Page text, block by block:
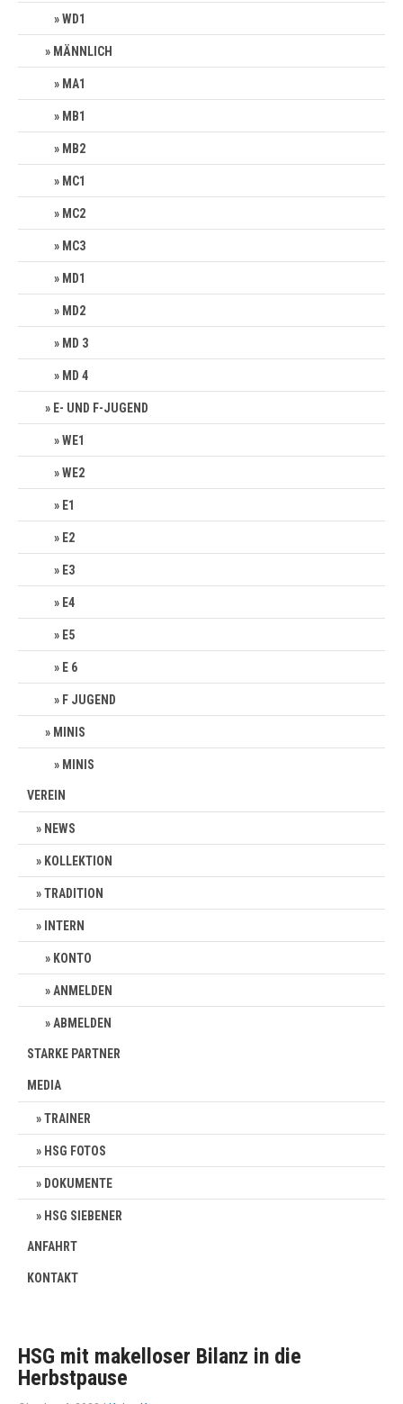
WD1
MÄNNLICH
MA1
MB1
MB2
MC1
MC2
MC3
MD1
MD2
MD 3
MD 4
E- UND F-JUGEND
WE1
WE2
E1
E2
E3
E4
E5
E 6
F JUGEND
MINIS
MINIS
VEREIN
NEWS
KOLLEKTION
TRADITION
INTERN
KONTO
ANMELDEN
ABMELDEN
STARKE PARTNER
MEDIA
TRAINER
HSG FOTOS
DOKUMENTE
HSG SIEBENER
ANFAHRT
KONTAKT
HSG mit makelloser Bilanz in die
Herbstpause